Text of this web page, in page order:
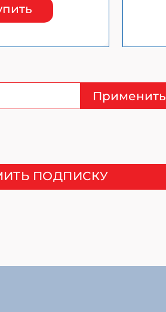
Применить
ПОДПИСКУ